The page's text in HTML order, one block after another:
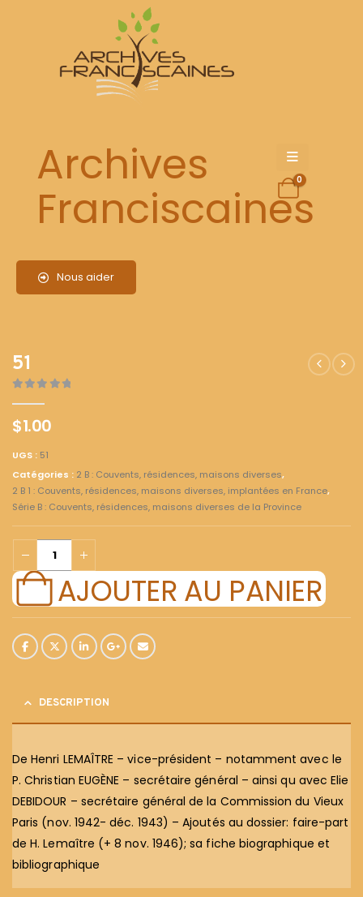
Archives
Franciscaines
Nous aider
0
51
$1.00
UGS : 51
Catégories : 2 B : Couvents, résidences, maisons diverses,
2 B 1 : Couvents, résidences, maisons diverses, implantées en France,
Série B : Couvents, résidences, maisons diverses de la Province
AJOUTER AU PANIER
DESCRIPTION
De Henri LEMAÎTRE – vice-président – notamment avec le
P. Christian EUGÈNE – secrétaire général – ainsi qu avec Elie
DEBIDOUR – secrétaire général de la Commission du Vieux
Paris (nov. 1942- déc. 1943) – Ajoutés au dossier: faire-part
de H. Lemaître (+ 8 nov. 1946); sa fiche biographique et
bibliographique